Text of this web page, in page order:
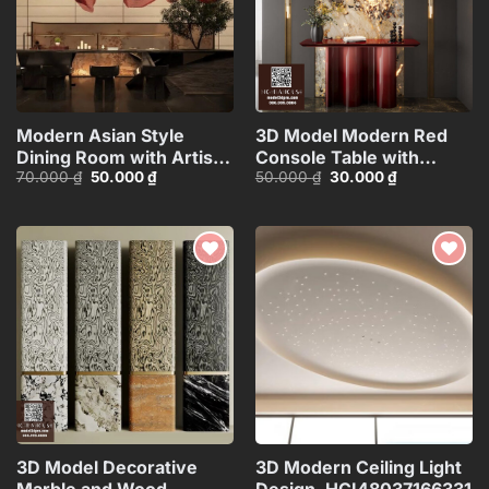
Modern Asian Style
Dining Room with Artistic
Ceiling
70.000₫ Giá
50.000₫Giá
hiện
50.000 ₫.
3D Model Modern Red
Console Table with
Marble Wall
50.000₫ Giá
30.000₫Giá
hiện
30.000 ₫.
Add to
wishlist
3D Model Decorative
Add to
wishlist
3D Modern Ceiling Light